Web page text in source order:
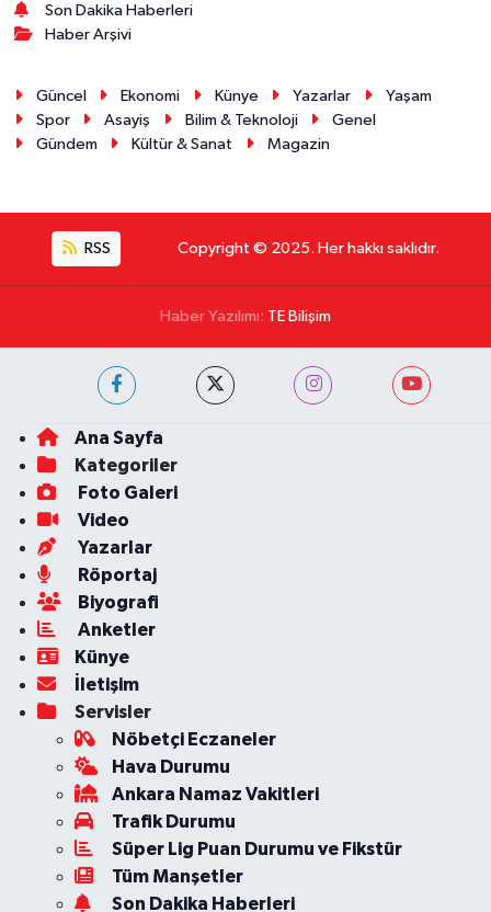
Son Dakika Haberleri
Haber Arşivi
Güncel Ekonomi Künye Yazarlar
Yaşam
Spor
Asayiş Bilim & Teknoloji
Genel
Gündem
Kültür & Sanat Magazin
RSS Copyright © 2025. Her hakkı saklıdır.
Haber Yazılımı: TE Bilişim
Ana Sayfa
Kategoriler
Foto Galeri
Video
Yazarlar
Röportaj
Biyografi
Anketler
Künye
İletişim
Servisler
Nöbetçi Eczaneler
Hava Durumu
Ankara Namaz Vakitleri
Trafik Durumu
Süper Lig Puan Durumu ve Fikstür
Tüm Manşetler
Son Dakika Haberleri